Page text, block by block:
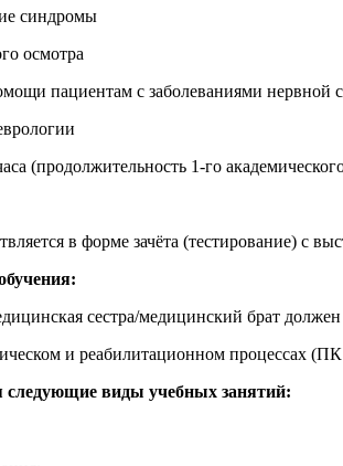
синдромы
осмотра
пациентам с заболеваниями нервной
(продолжительность 1-го
в форме зачёта (тестирование) с
сестра/медицинский брат
и реабилитационном процессах
следующие виды учебных занятий: